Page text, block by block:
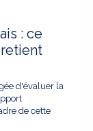
: ce
d'évaluer la
de cette